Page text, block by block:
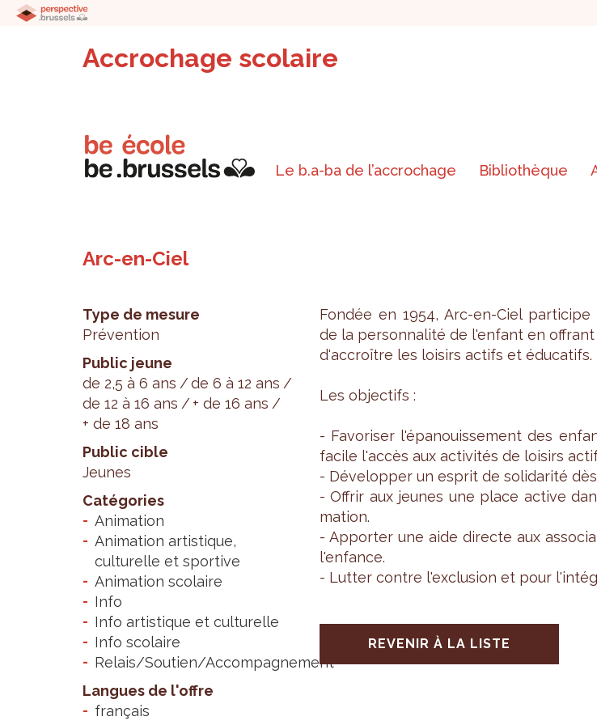
Accrochage scolaire
Le b.a-ba de l’accrochage Bibliothèque
Arc-en-Ciel
Type de mesure
Prévention
Public jeune
de 2,5 à 6 ans
de 6 à 12 ans
de 12 à 16 ans
+ de 16 ans
+ de 18 ans
Public cible
Jeunes
Catégories
Animation
Animation artistique,
culturelle et sportive
Animation scolaire
Info
Info artistique et culturelle
Info scolaire
Relais/Soutien/Accompagnement
Langues de l'offre
français
Fon­dée en 1954, Arc-en-Ciel
de la per­son­na­lité de l'en­fant en
d'ac­croître les loi­sirs actifs et édu­ca­tifs.
Les objec­tifs :
- Favo­ri­ser l'épa­nouis­se­ment des
facile l'ac­cès aux acti­vi­tés de loi­sirs
- Déve­lop­per un esprit de soli­da­rité
- Offrir aux jeunes une place active
ma­tion.
- Appor­ter une aide directe aux
l'en­fance.
- Lut­ter contre l'ex­clu­sion et pour
REVENIR À LA LISTE